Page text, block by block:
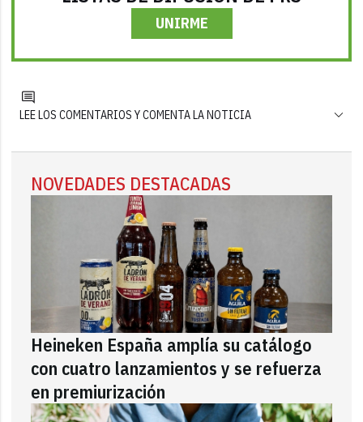
UNIRME
LEE LOS COMENTARIOS Y COMENTA LA NOTICIA
NOVEDADES DESTACADAS
Heineken España amplía su catálogo
con cuatro lanzamientos y se refuerza
en premiurización